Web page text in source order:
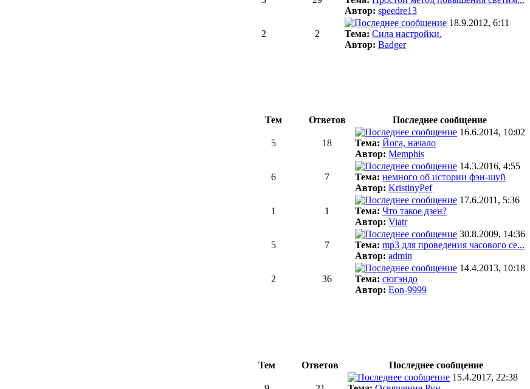
Автор: speedre13
2 2
18.9.2012, 6:11
Тема: Сила настройки.
Автор: Badger
Тем Ответов
Последнее сообщение
5 18
16.6.2014, 10:02
Тема: Йога, начало
Автор: Memphis
6 7
14.3.2016, 4:55
Тема: немного об истории фэн-шуй
Автор: KristinyPef
1 1
17.6.2011, 5:36
Тема: Что такое дзен?
Автор: Viatr
5 7
30.8.2009, 14:36
Тема: mp3 для проведения часового се...
Автор: admin
2 36
14.4.2013, 10:18
Тема: сюгэндо
Автор: Eon-9999
Тем Ответов
Последнее сообщение
15.4.2017, 22:38